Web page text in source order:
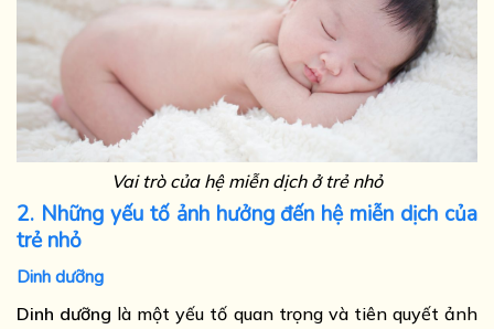
Vai trò của hệ miễn dịch ở trẻ nhỏ
2. Những yếu tố ảnh hưởng đến hệ miễn dịch của
trẻ nhỏ
Dinh dưỡng
Dinh dưỡng là một yếu tố quan trọng và tiên quyết ảnh